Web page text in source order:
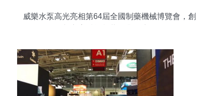
威樂水泵高光亮相第64屆全國制藥機械博覽會，創